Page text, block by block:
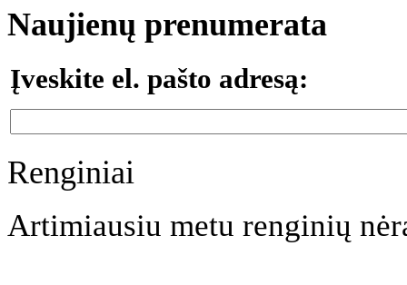
Naujienų prenumerata
Įveskite el. pašto adresą:
Renginiai
Artimiausiu metu renginių